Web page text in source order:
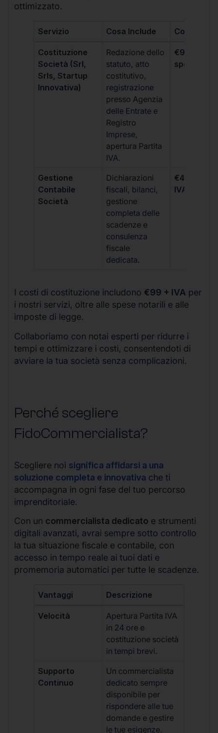
ottimizzato.
Servizio Cosa Include Costo
Costituzione
Società (Srl,
Srls, Startup
Innovativa)
Redazione dello
statuto, atto
costitutivo,
registrazione
presso Agenzia
delle Entrate e
Registro
Imprese,
apertura Partita
IVA.
€99 + IVA
spese
Gestione
Contabile
Società
Dichiarazioni
fiscali, bilanci,
gestione
completa delle
scadenze e
consulenza
fiscale
dedicata.
€499 +
IVA/
I costi di costituzione includono €99 + IVA per
i nostri servizi, oltre alle spese notarili e alle
imposte di legge.
Collaboriamo con notai esperti per ridurre i
tempi e ottimizzare i costi, consentendoti di
avviare la tua società senza complicazioni.
Perché scegliere
FidoCommercialista?
Scegliere noi significa affidarsi a una
soluzione completa e innovativa che ti
accompagna in ogni fase del tuo percorso
imprenditoriale.
Con un commercialista dedicato e strumenti
digitali avanzati, avrai sempre sotto controllo
la tua situazione fiscale e contabile, con
accesso in tempo reale ai tuoi dati e
promemoria automatici per tutte le scadenze.
Vantaggi Descrizione
Velocità
Apertura Partita IVA
in 24 ore e
costituzione società
in tempi brevi.
Supporto
Continuo
Un commercialista
dedicato sempre
disponibile per
rispondere alle tue
domande e gestire
le tue esigenze.